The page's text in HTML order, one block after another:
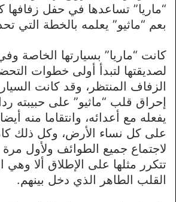
“ماريا” تساعدها في حفل زفافها
بعم “ماثيو” يعلمه بالخطة التي
كانت “ماريا” بسيارتها الخاصة
لصديقتها لتبدأ أولى خطوات
الزفاف المنتظر، وقد كانت
إحراق قلب “ماثيو” على حبيبته
يفعله مع أعدائه، وانتقاما منه
على كل نساء الأرض، وكل ذلك
لاجتماع جميع الطوائف ولأول
تتكرر مثلها على الإطلاق ألا
القلب الطاهر الذي دخل بينهم.